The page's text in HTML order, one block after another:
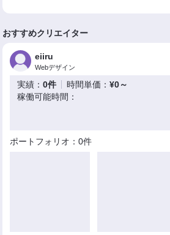
おすすめクリエイター
eiiru
Webデザイン
実績：0件 時間単価：¥0～
稼働可能時間：
ポートフォリオ：0件